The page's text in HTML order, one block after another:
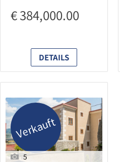
€ 384,000.00
DETAILS
Verkauft
5